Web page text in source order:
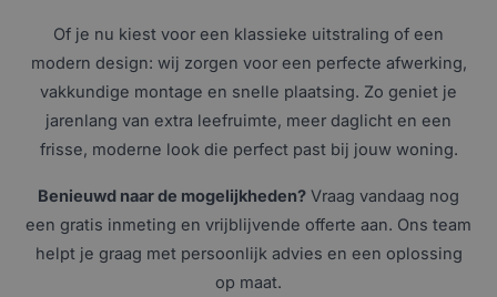
Of je nu kiest voor een klassieke uitstraling of een
modern design: wij zorgen voor een perfecte afwerking,
vakkundige montage en snelle plaatsing. Zo geniet je
jarenlang van extra leefruimte, meer daglicht en een
frisse, moderne look die perfect past bij jouw woning.
Benieuwd naar de mogelijkheden? Vraag vandaag nog
een gratis inmeting en vrijblijvende offerte aan. Ons team
helpt je graag met persoonlijk advies en een oplossing
op maat.